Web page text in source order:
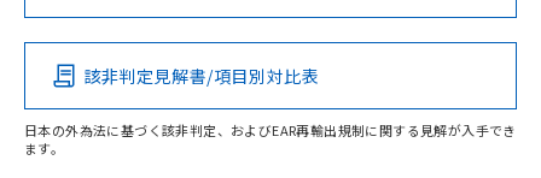
Pb Hg Cd Cr(VI)
O
この製品の規格認証/適合状況ページへ
その他の認証はこちらのページからご検索ください
該非判定見解書/項目別対比表
日本の外為法に基づく該非判定、およびEAR再輸出規制に関する見解が入手でき
ます。